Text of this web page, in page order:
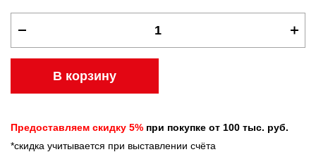
В корзину
Предоставляем скидку 5% при покупке от 100 тыс. руб.
*скидка учитывается при выставлении счёта